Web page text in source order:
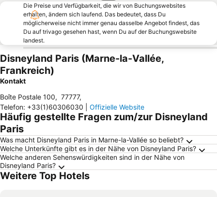
Die Preise und Verfügbarkeit, die wir von Buchungswebsites
erhalten, ändern sich laufend. Das bedeutet, dass Du
möglicherweise nicht immer genau dasselbe Angebot findest, das
Du auf trivago gesehen hast, wenn Du auf der Buchungswebsite
landest.
Disneyland Paris (Marne-la-Vallée,
Frankreich)
Kontakt
Boîte Postale 100, 77777,
Telefon: +33(1)60306030 Offizielle Website
Häufig gestellte Fragen zum/zur Disneyland
Paris
Was macht Disneyland Paris in Marne-la-Vallée so beliebt?
Welche Unterkünfte gibt es in der Nähe von Disneyland Paris?
Welche anderen Sehenswürdigkeiten sind in der Nähe von
Disneyland Paris?
Weitere Top Hotels